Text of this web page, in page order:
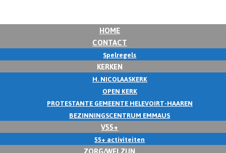
HOME
CONTACT
Spelregels
KERKEN
H. NICOLAASKERK
OPEN KERK
PROTESTANTE GEMEENTE HELEVOIRT-HAAREN
BEZINNINGSCENTRUM EMMAUS
V55+
55+ activiteiten